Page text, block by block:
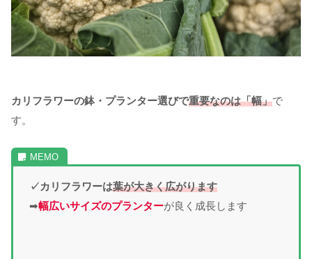
カリフラワーの鉢・プランター選びで重要なのは「幅」で
す。
✓カリフラワーは葉が大きく広がります
➡幅広いサイズのプランターが良く成長します